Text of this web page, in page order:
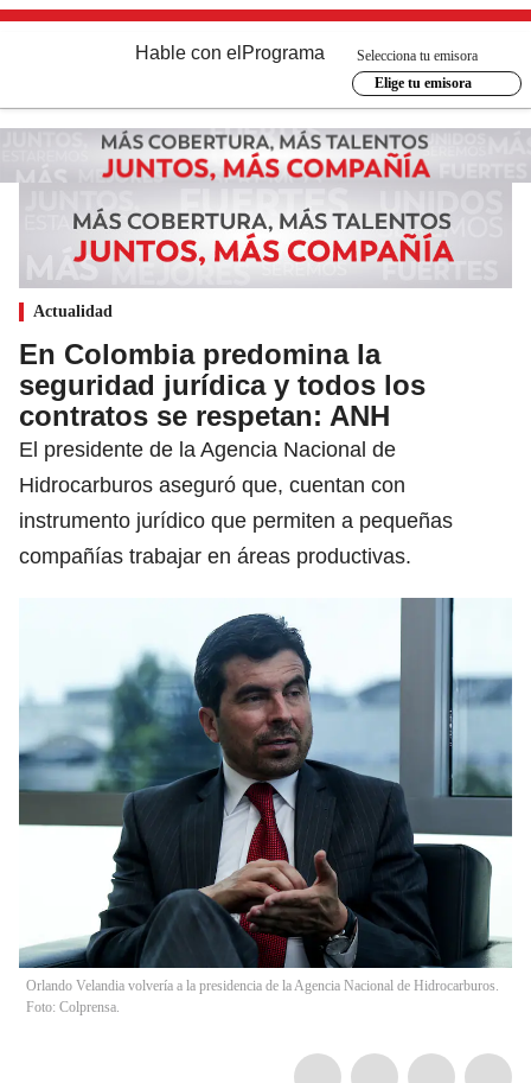
Hable con el Programa
Selecciona tu emisora
Elige tu emisora
Actualidad
En Colombia predomina la
seguridad jurídica y todos los
contratos se respetan: ANH
El presidente de la Agencia Nacional de
Hidrocarburos aseguró que, cuentan con
instrumento jurídico que permiten a pequeñas
compañías trabajar en áreas productivas.
Orlando Velandia volvería a la presidencia de la Agencia Nacional de Hidrocarburos.
Foto: Colprensa.